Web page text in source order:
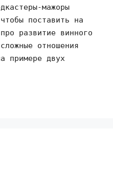
мажоры
поставить на
развитие винного
отношения
примере двух